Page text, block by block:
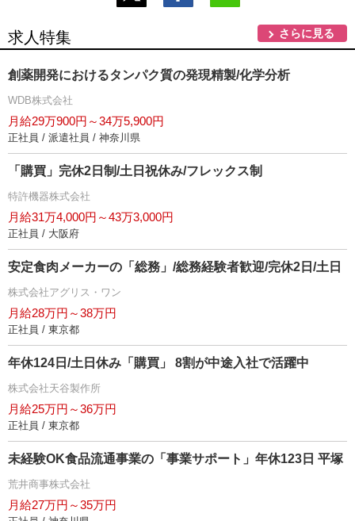
求人特集 さらに見る
創薬開発におけるタンパク質の発現精製/化学分析
WDB株式会社
月給29万900円～34万5,900円
正社員 / 派遣社員 / 神奈川県
「購買」完休2日制/土日祝休み/フレックス制
特許機器株式会社
月給31万4,000円～43万3,000円
正社員 / 大阪府
安定食肉メーカーの「総務」/総務経験者歓迎/完休2日/土日
株式会社アグリス・ワン
月給28万円～38万円
正社員 / 東京都
年休124日/土日休み「購買」 8割が中途入社で活躍中
株式会社天谷製作所
月給25万円～36万円
正社員 / 東京都
未経験OK食品流通事業の「事業サポート」年休123日 平塚
荒井商事株式会社
月給27万円～35万円